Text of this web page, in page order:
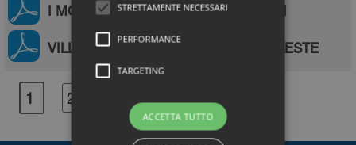
I MOSAICI DI MONSIGNOR FURIETTI
VILLA ADRIANA ARCHITETTURA CELESTE
1 2 AVANTI
STRETTAMENTE NECESSARI
PERFORMANCE
TARGETING
ACCETTA TUTTO